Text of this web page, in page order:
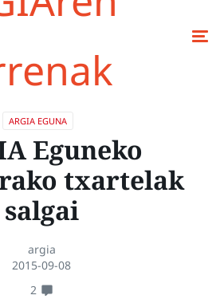
ARGIA EGUNA
Eguneko
txartelak
salgai
argia
2015-09-08
2